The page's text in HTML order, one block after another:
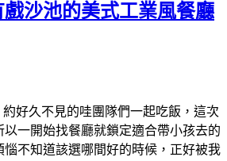
沙池的美式工業風餐廳
好久不見的哇團隊們一起吃飯，這次
一開始找餐廳就鎖定適合帶小孩去的
不知道該選哪間好的時候，正好被我